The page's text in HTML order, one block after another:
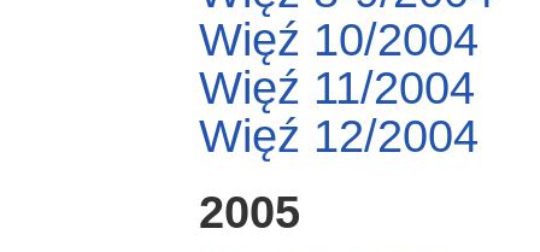
Więź 10/2004
Więź 11/2004
Więź 12/2004
2005